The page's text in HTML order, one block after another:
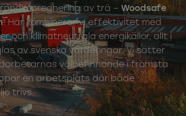
av trä – Woodsafe
! Här kombinerar vi effektivitet med
och klimatneutrala energikällor, allt i
av svenska värderingar. Vi sätter
välbefinnande i främsta
en arbetsplats där både
trivs.